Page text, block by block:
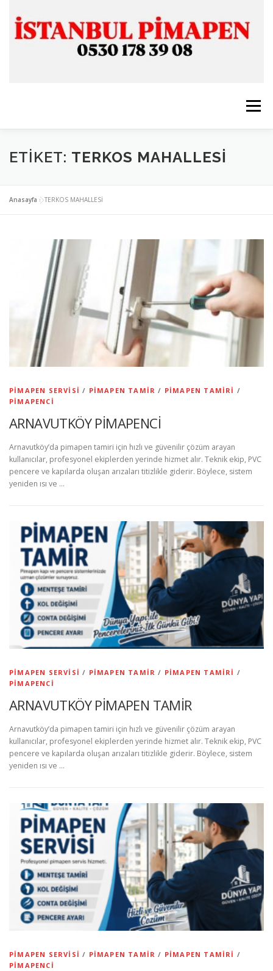
Menü
ANASAYFA İSTANBUL PİMAPEN
CAM & ALÜMİNYUM
ETIKET: TERKOS MAHALLESİ
Anasayfa »TERKOS MAHALLESİ
PIMAPEN SERVISI / PIMAPEN TAMIR / PIMAPEN TAMIRI /
PIMAPENCI
ARNAVUTKÖY PİMAPENCİ
Arnavutköy’da pimapen tamiri için hızlı ve güvenilir çözüm arayan
kullanıcılar, profesyonel ekiplerden yerinde hizmet alır. Teknik ekip, PVC
pencere ve kapılarda oluşan arızaları titizlikle giderir. Böylece, sistem
yeniden ısı ve …
PIMAPEN SERVISI / PIMAPEN TAMIR / PIMAPEN TAMIRI /
PIMAPENCI
ARNAVUTKÖY PİMAPEN TAMİR
Arnavutköy’da pimapen tamiri için hızlı ve güvenilir çözüm arayan
kullanıcılar, profesyonel ekiplerden yerinde hizmet alır. Teknik ekip, PVC
pencere ve kapılarda oluşan arızaları titizlikle giderir. Böylece, sistem
yeniden ısı ve …
PIMAPEN SERVISI / PIMAPEN TAMIR / PIMAPEN TAMIRI /
PIMAPENCI